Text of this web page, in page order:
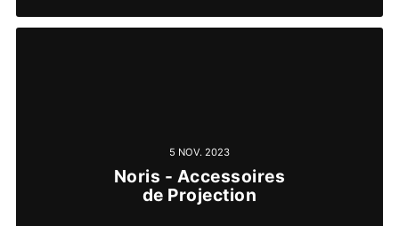
5 NOV. 2023
Noris - Accessoires
de Projection